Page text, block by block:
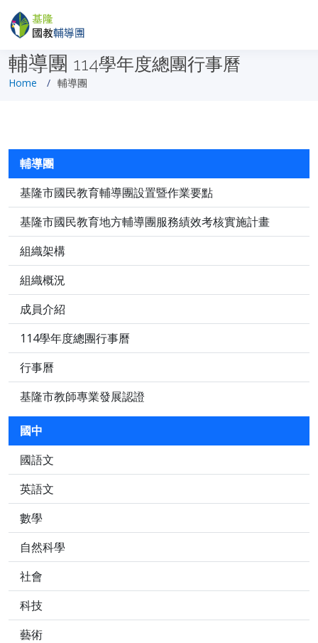
輔導團 114學年度總團行事曆
Home 輔導團
輔導團
基隆市國民教育輔導團設置暨作業要點
基隆市國民教育地方輔導團服務績效考核實施計畫
組織架構
組織概況
成員介紹
114學年度總團行事曆
行事曆
基隆市教師專業發展認證
國中
國語文
英語文
數學
自然科學
社會
科技
藝術